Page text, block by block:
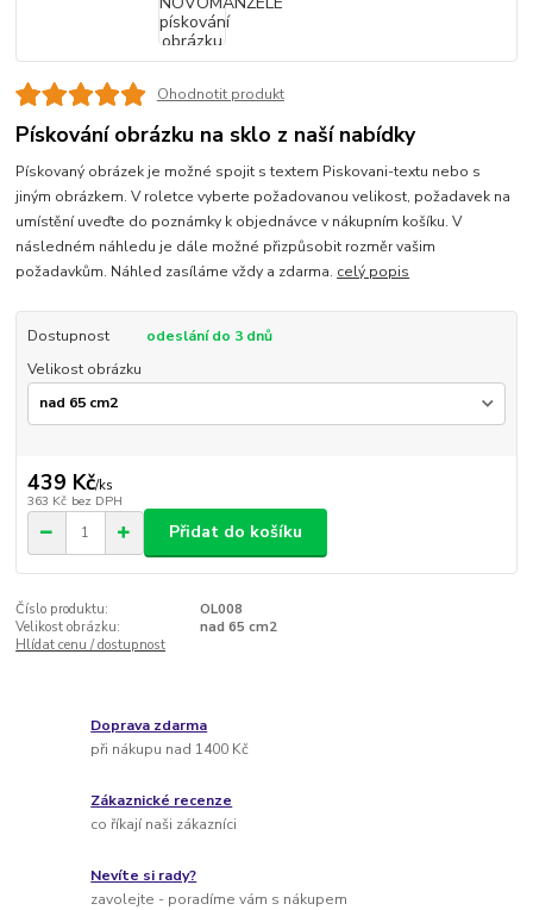
Ohodnotit produkt
Pískování obrázku na sklo z naší nabídky
Pískovaný obrázek je možné spojit s textem Piskovani-textu nebo s
jiným obrázkem. V roletce vyberte požadovanou velikost, požadavek na
umístění uveďte do poznámky k objednávce v nákupním košíku. V
následném náhledu je dále možné přizpůsobit rozměr vašim
požadavkům. Náhled zasíláme vždy a zdarma. celý popis
Dostupnost
odeslání do 3 dnů
Velikost obrázku
439 Kč/ks
363 Kč bez DPH
Přidat do košíku
Číslo produktu:
OL008
Velikost obrázku:
nad 65 cm2
Hlídat cenu / dostupnost
Doprava zdarma
při nákupu nad 1400 Kč
Zákaznické recenze
co říkají naši zákazníci
Nevíte si rady?
zavolejte - poradíme vám s nákupem